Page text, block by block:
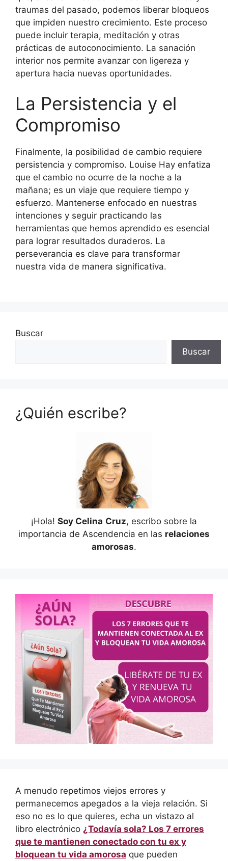
traumas del pasado, podemos liberar bloqueos
que impiden nuestro crecimiento. Este proceso
puede incluir terapia, meditación y otras
prácticas de autoconocimiento. La sanación
interior nos permite avanzar con ligereza y
apertura hacia nuevas oportunidades.
La Persistencia y el
Compromiso
Finalmente, la posibilidad de cambio requiere
persistencia y compromiso. Louise Hay enfatiza
que el cambio no ocurre de la noche a la
mañana; es un viaje que requiere tiempo y
esfuerzo. Mantenerse enfocado en nuestras
intenciones y seguir practicando las
herramientas que hemos aprendido es esencial
para lograr resultados duraderos. La
perseverancia es clave para transformar
nuestra vida de manera significativa.
Buscar
Buscar
¿Quién escribe?
¡Hola! Soy Celina Cruz, escribo sobre la
importancia de Ascendencia en las relaciones
amorosas.
A menudo repetimos viejos errores y
permanecemos apegados a la vieja relación. Si
eso no es lo que quieres, echa un vistazo al
libro electrónico ¿Todavía sola? Los 7 errores
que te mantienen conectado con tu ex y
bloquean tu vida amorosa que pueden